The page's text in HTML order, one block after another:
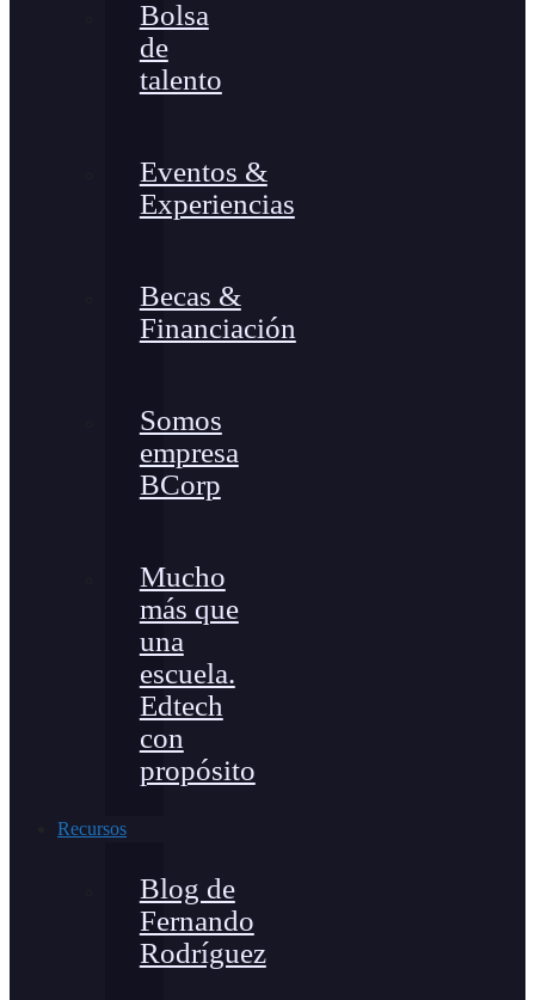
Bolsa
de
talento
Eventos &
Experiencias
Becas &
Financiación
Somos
empresa
BCorp
Mucho
más que
una
escuela.
Edtech
con
propósito
Recursos
Blog de
Fernando
Rodríguez